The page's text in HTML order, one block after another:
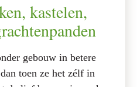
kastelen,
gebouw in betere
toen ze het zélf in